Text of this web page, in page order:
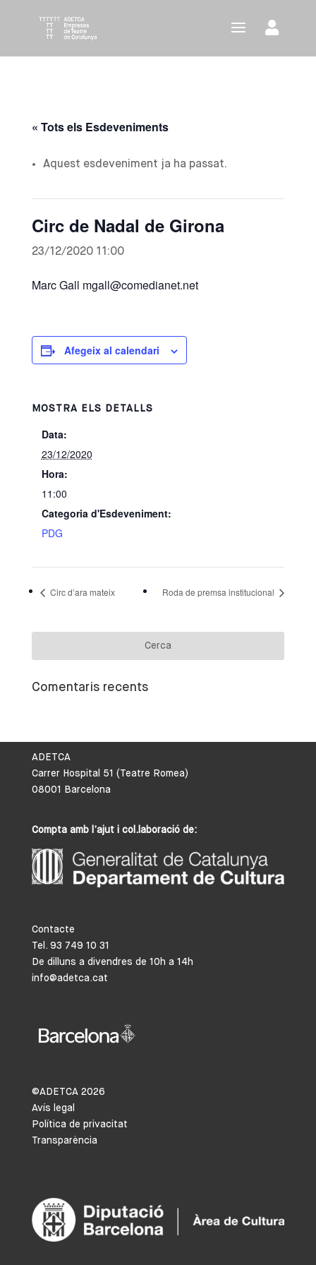
« Tots els Esdeveniments
Aquest esdeveniment ja ha passat.
Circ de Nadal de Girona
23/12/2020 11:00
Marc Gall mgall@comedianet.net
Afegeix al calendari
MOSTRA ELS DETALLS
Data:
23/12/2020
Hora:
11:00
Categoria d'Esdeveniment:
PDG
Circ d’ara mateix Roda de premsa institucional
Comentaris recents
ADETCA
Carrer Hospital 51 (Teatre Romea)
08001 Barcelona
Compta amb l’ajut i col.laboració de:
Contacte
Tel. 93 749 10 31
De dilluns a divendres de 10h a 14h
info@adetca.cat
©ADETCA 2026
Avís legal
Política de privacitat
Transparència